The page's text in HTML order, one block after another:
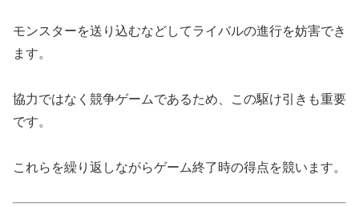
モンスターを送り込むなどしてライバルの進行を妨害でき
ます。
協力ではなく競争ゲームであるため、この駆け引きも重要
です。
これらを繰り返しながらゲーム終了時の得点を競います。